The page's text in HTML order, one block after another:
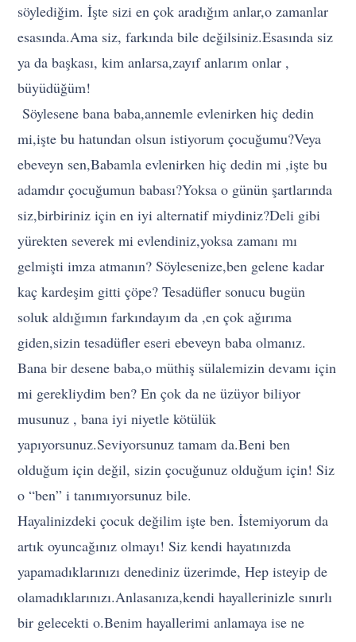
söylediğim. İşte sizi en çok aradığım anlar,o zamanlar
esasında.Ama siz, farkında bile değilsiniz.Esasında siz
ya da başkası, kim anlarsa,zayıf anlarım onlar ,
büyüdüğüm!
Söylesene bana baba,annemle evlenirken hiç dedin
mi,işte bu hatundan olsun istiyorum çocuğumu?Veya
ebeveyn sen,Babamla evlenirken hiç dedin mi ,işte bu
adamdır çocuğumun babası?Yoksa o günün şartlarında
siz,birbiriniz için en iyi alternatif miydiniz?Deli gibi
yürekten severek mi evlendiniz,yoksa zamanı mı
gelmişti imza atmanın? Söylesenize,ben gelene kadar
kaç kardeşim gitti çöpe? Tesadüfler sonucu bugün
soluk aldığımın farkındayım da ,en çok ağırıma
giden,sizin tesadüfler eseri ebeveyn baba olmanız.
Bana bir desene baba,o müthiş sülalemizin devamı için
mi gerekliydim ben? En çok da ne üzüyor biliyor
musunuz , bana iyi niyetle kötülük
yapıyorsunuz.Seviyorsunuz tamam da.Beni ben
olduğum için değil, sizin çocuğunuz olduğum için! Siz
o “ben” i tanımıyorsunuz bile.
Hayalinizdeki çocuk değilim işte ben. İstemiyorum da
artık oyuncağınız olmayı! Siz kendi hayatınızda
yapamadıklarınızı denediniz üzerimde, Hep isteyip de
olamadıklarınızı.Anlasanıza,kendi hayallerinizle sınırlı
bir gelecekti o.Benim hayallerimi anlamaya ise ne